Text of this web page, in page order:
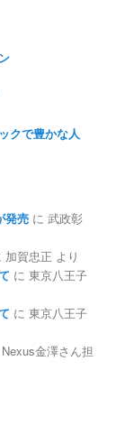
で豊かな人
発売 に武政彰
加賀忠正 より
に東京八王子
に東京八王子
Nexus金澤さん担